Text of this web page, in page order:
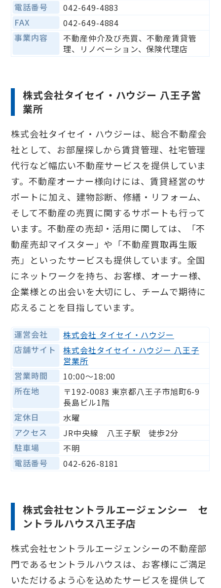
電話番号
042-649-4883
FAX
042-649-4884
事業内容
不動産仲介及び売買、不動産賃貸管
理、リノベーション、保険代理店
株式会社タイセイ・ハウジー 八王子営
業所
株式会社タイセイ・ハウジーは、総合不動産会
社として、お部屋探しから賃貸管理、社宅管理
代行など幅広い不動産サービスを提供していま
す。不動産オーナー様向けには、賃貸経営のサ
ポートに加え、建物診断、修繕・リフォーム、
そして不動産の売買に関するサポートも行って
います。不動産の売却・活用に関しては、「不
動産売却マイスター」や「不動産買取再生販
売」といったサービスも提供しています。全国
にネットワークを持ち、お客様、オーナー様、
企業様との出会いを大切にし、チームで期待に
応えることを目指しています。
運営会社
株式会社 タイセイ・ハウジー
店舗サイト
株式会社タイセイ・ハウジー 八王子
営業所
営業時間
10:00〜18:00
所在地
〒192-0083 東京都八王子市旭町6-9
長島ビル1階
定休日
水曜
アクセス
JR中央線 八王子駅 徒歩2分
駐車場
不明
電話番号
042-626-8181
株式会社セントラルエージェンシー セ
ントラルハウス八王子店
株式会社セントラルエージェンシーの不動産部
門であるセントラルハウスは、お客様にご満足
いただけるよう心を込めたサービスを提供して